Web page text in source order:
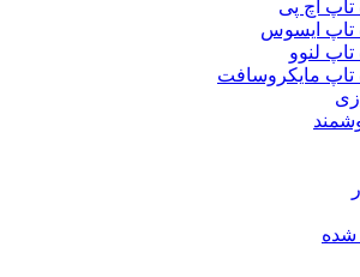
اچ پی
تاپ ایسوس
لنوو
مایکروسافت
شده